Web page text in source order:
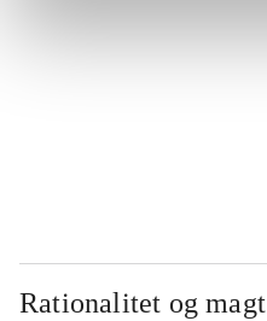
Rationalitet og magt